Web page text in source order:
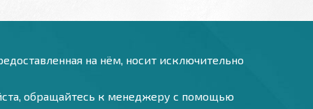
на нём, носит исключительно
обращайтесь к менеджеру с помощью